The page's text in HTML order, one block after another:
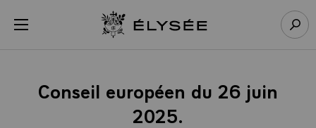
menu Retour à l’accueil Élysée
Conseil européen du 26 juin
2025.
Panneau de gestion des cookies